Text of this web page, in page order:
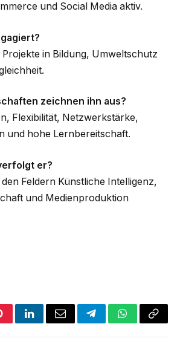
und Social Media aktiv.
in Bildung, Umweltschutz
zeichnen ihn aus?
Flexibilität, Netzwerkstärke,
und hohe Lernbereitschaft.
er?
Feldern Künstliche Intelligenz,
und Medienproduktion
LinkedInEmail TelegramWhatsApp
Copy